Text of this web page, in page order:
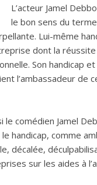
L’acteur Jamel
le bon sens du
Lui-même
dont la
Son handicap
l’ambassadeur de
le comédien Jamel
handicap, comme
décalée,
sur les aides à